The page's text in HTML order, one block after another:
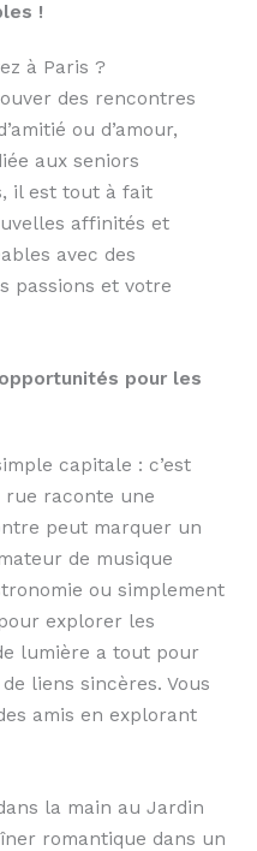
!
à Paris ?
des rencontres
ou d’amour,
aux seniors
il est tout à fait
affinités et
avec des
passions et votre
pour les
capitale : c’est
rue raconte une
peut marquer un
de musique
ou simplement
explorer les
lumière a tout pour
liens sincères. Vous
amis en explorant
la main au Jardin
romantique dans un